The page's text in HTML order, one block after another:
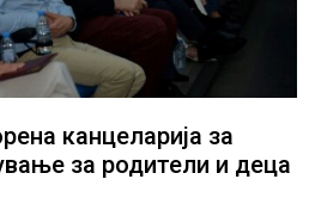
канцеларија за
за родители и деца